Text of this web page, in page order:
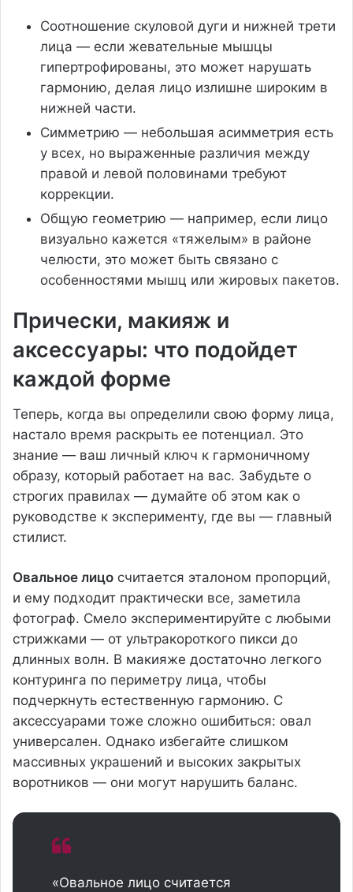
Соотношение скуловой дуги и нижней трети
лица — если жевательные мышцы
гипертрофированы, это может нарушать
гармонию, делая лицо излишне широким в
нижней части.
Симметрию — небольшая асимметрия есть
у всех, но выраженные различия между
правой и левой половинами требуют
коррекции.
Общую геометрию — например, если лицо
визуально кажется «тяжелым» в районе
челюсти, это может быть связано с
особенностями мышц или жировых пакетов.
Прически, макияж и
аксессуары: что подойдет
каждой форме
Теперь, когда вы определили свою форму лица,
настало время раскрыть ее потенциал. Это
знание — ваш личный ключ к гармоничному
образу, который работает на вас. Забудьте о
строгих правилах — думайте об этом как о
руководстве к эксперименту, где вы — главный
стилист.
Овальное лицо считается эталоном пропорций,
и ему подходит практически все, заметила
фотограф. Смело экспериментируйте с любыми
стрижками — от ультракороткого пикси до
длинных волн. В макияже достаточно легкого
контуринга по периметру лица, чтобы
подчеркнуть естественную гармонию. С
аксессуарами тоже сложно ошибиться: овал
универсален. Однако избегайте слишком
массивных украшений и высоких закрытых
воротников — они могут нарушить баланс.
«Овальное лицо считается